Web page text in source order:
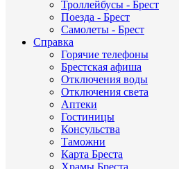
Троллейбусы - Брест
Поезда - Брест
Самолеты - Брест
Справка
Горячие телефоны
Брестская афиша
Отключения воды
Отключения света
Аптеки
Гостиницы
Консульства
Таможни
Карта Бреста
Храмы Бреста